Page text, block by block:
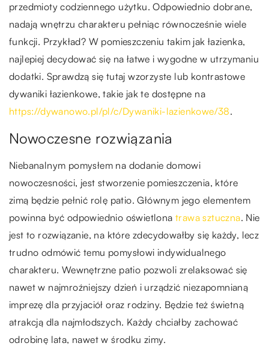
przedmioty codziennego użytku. Odpowiednio dobrane,
nadają wnętrzu charakteru pełniąc równocześnie wiele
funkcji. Przykład? W pomieszczeniu takim jak łazienka,
najlepiej decydować się na łatwe i wygodne w utrzymaniu
dodatki. Sprawdzą się tutaj wzorzyste lub kontrastowe
dywaniki łazienkowe, takie jak te dostępne na
https://dywanowo.pl/pl/c/Dywaniki-lazienkowe/38.
Nowoczesne rozwiązania
Niebanalnym pomysłem na dodanie domowi
nowoczesności, jest stworzenie pomieszczenia, które
zimą będzie pełnić rolę patio. Głównym jego elementem
powinna być odpowiednio oświetlona trawa sztuczna. Nie
jest to rozwiązanie, na które zdecydowałby się każdy, lecz
trudno odmówić temu pomysłowi indywidualnego
charakteru. Wewnętrzne patio pozwoli zrelaksować się
nawet w najmroźniejszy dzień i urządzić niezapomnianą
imprezę dla przyjaciół oraz rodziny. Będzie też świetną
atrakcją dla najmłodszych. Każdy chciałby zachować
odrobinę lata, nawet w środku zimy.